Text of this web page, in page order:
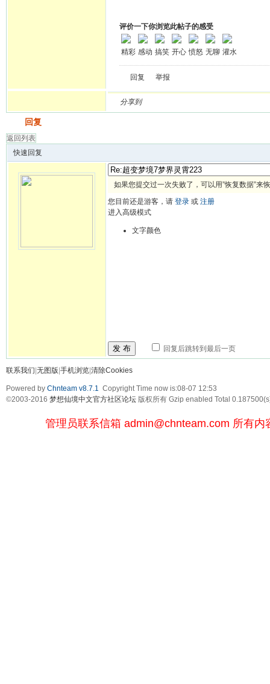
评价一下你浏览此帖子的感受
精彩 感动 搞笑 开心 愤怒 无聊 灌水
回复 举报
分享到
回复
返回列表
快速回复
如果您提交过一次失败了，可以用”恢复数据”来
您目前还是游客，请 登录 或 注册
进入高级模式
文字颜色
发 布 回复后跳转到最后一页
联系我们 无图版 手机浏览 清除Cookies
Powered by Chnteam v8.7.1 Copyright Time now is:08-07 12:53
©2003-2016 梦想仙境中文官方社区论坛 版权所有 Gzip enabled Total
管理员联系信箱 admin@chnteam.com 所有内